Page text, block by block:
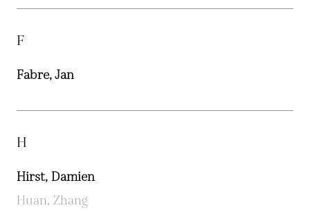
F
Fabre, Jan
H
Hirst, Damien
Huan, Zhang